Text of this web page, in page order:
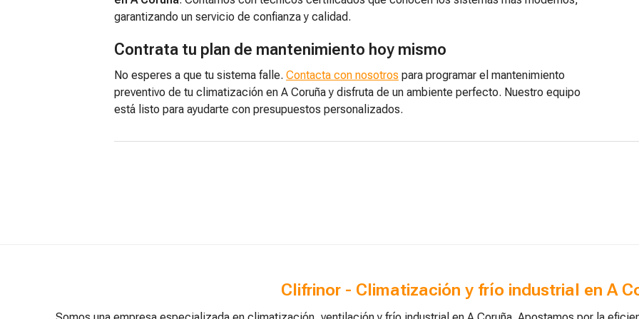
garantizando un servicio de confianza y calidad.
Contrata tu plan de mantenimiento hoy mismo
No esperes a que tu sistema falle. Contacta con nosotros para programar el mantenimiento
preventivo de tu climatización en A Coruña y disfruta de un ambiente perfecto. Nuestro equipo
está listo para ayudarte con presupuestos personalizados.
Clifrinor - Climatización y frío industrial en A